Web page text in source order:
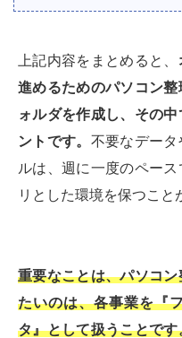
上記内容をまとめると、
進めるためのパソコン
ォルダを作成し、その
ントです。 不要なデータ
ルは、週に一度のペー
リとした環境を保つこと
重要なことは、パソコ
たいのは、各事業を『
タ』として扱うことで